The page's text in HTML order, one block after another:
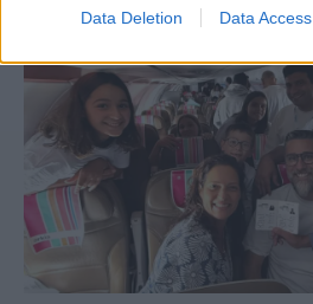
Data Deletion Data Access